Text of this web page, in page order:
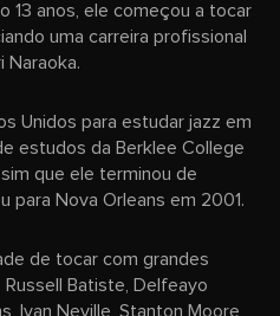
13 anos, ele começou a tocar
uma carreira profissional
Naraoka.
Unidos para estudar jazz em
estudos da Berklee College
que ele terminou de
para Nova Orleans em 2001.
de tocar com grandes
Batiste, Delfeayo
Ivan Neville, Stanton Moore,